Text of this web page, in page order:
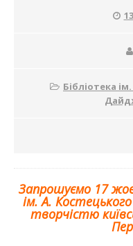
Бібліотека
Запрошуємо 17
ім. А.
творчістю